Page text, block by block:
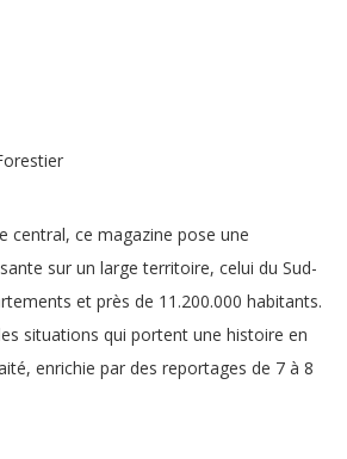
central, ce magazine pose une
sur un large territoire, celui du Sud-
et près de 11.200.000 habitants.
situations qui portent une histoire en
enrichie par des reportages de 7 à 8